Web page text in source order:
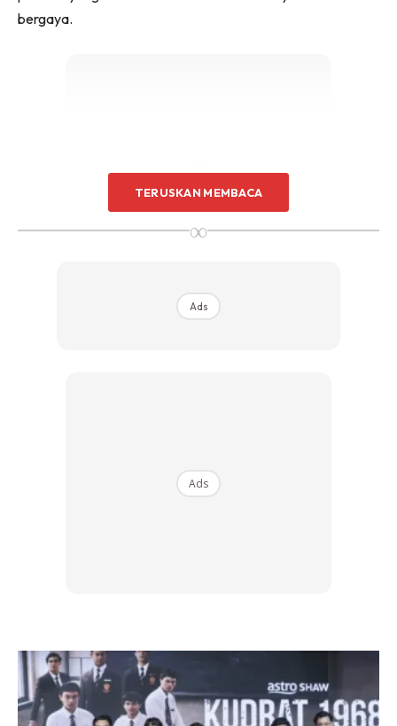
bergaya.
1) TERLALU BANYAK PERFUME
banyak. Apatah lagi jika memakai lebih dari satu campuran
perfume. Ia hanya membuatkan orang lain sakit kepala dan
menjauhi anda.
TERUSKAN MEMBACA
∞
Ads
Ads